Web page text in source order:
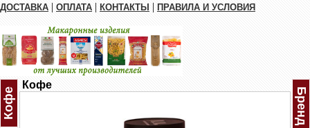
ДОСТАВКА | ОПЛАТА | КОНТАКТЫ | ПРАВИЛА И УСЛОВИЯ
Кофе
Кофе
Бренд